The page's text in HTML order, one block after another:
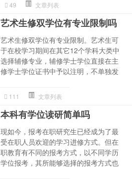
49 文章列表
艺术生修双学位有专业限制吗
艺术生修双学位有专业限制。艺术生可
于在校学习期间在其它12个学科大类中
选择辅修专业，辅修学士学位直接在主
修学士学位证书中予以注明，不单独发
111 文章列表
本科有学位读研简单吗
现如今，报考在职研究生已经成为了最
受在职人员欢迎的学习进修方式。但在
职教育有不同的报考方式，以不同学历
学位报考，其所能够选择的报考方式也